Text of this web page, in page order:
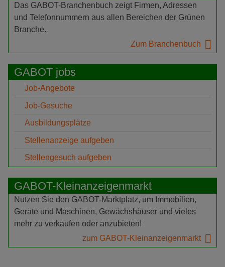
Das GABOT-Branchenbuch zeigt Firmen, Adressen
und Telefonnummern aus allen Bereichen der Grünen
Branche.
Zum Branchenbuch
GABOT jobs
Job-Angebote
Job-Gesuche
Ausbildungsplätze
Stellenanzeige aufgeben
Stellengesuch aufgeben
GABOT-Kleinanzeigenmarkt
Nutzen Sie den GABOT-Marktplatz, um Immobilien,
Geräte und Maschinen, Gewächshäuser und vieles
mehr zu verkaufen oder anzubieten!
zum GABOT-Kleinanzeigenmarkt